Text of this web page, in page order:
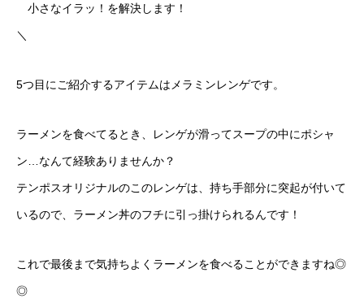
小さなイラッ！を解決します！
＼
5つ目にご紹介するアイテムはメラミンレンゲです。
ラーメンを食べてるとき、レンゲが滑ってスープの中にポシャ
ン…なんて経験ありませんか？
テンポスオリジナルのこのレンゲは、持ち手部分に突起が付いて
いるので、ラーメン丼のフチに引っ掛けられるんです！
これで最後まで気持ちよくラーメンを食べることができますね◎
◎